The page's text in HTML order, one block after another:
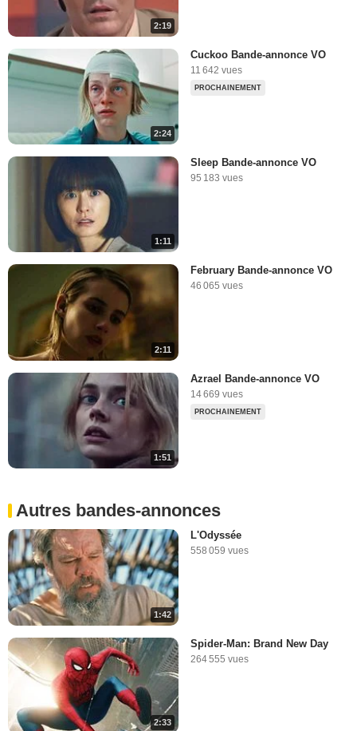
2:19
2:24
Cuckoo Bande-annonce VO
11 642 vues
PROCHAINEMENT
1:11
Sleep Bande-annonce VO
95 183 vues
2:11
February Bande-annonce VO
46 065 vues
1:51
Azrael Bande-annonce VO
14 669 vues
PROCHAINEMENT
Autres bandes-annonces
1:42
L'Odyssée
558 059 vues
2:33
Spider-Man: Brand New Day
264 555 vues